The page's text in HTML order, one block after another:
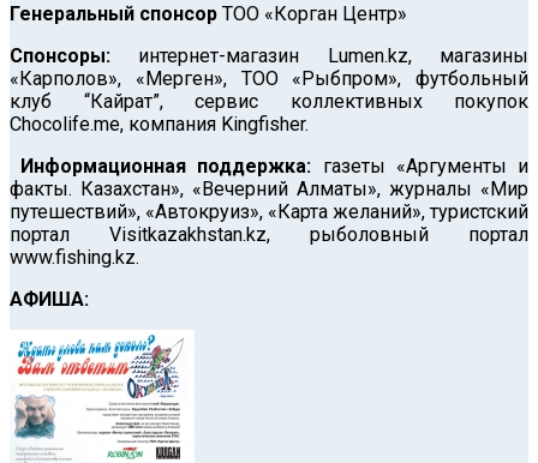
Генеральный спонсор ТОО «Корган Центр»
Спонсоры: интернет-магазин Lumen.kz, магазины
«Карполов», «Мерген», ТОО «Рыбпром», футбольный
клуб “Кайрат”, сервис коллективных покупок
Chocolife.me, компания Kingfisher.
Информационная поддержка: газеты «Аргументы и
факты. Казахстан», «Вечерний Алматы», журналы «Мир
путешествий», «Автокруиз», «Карта желаний», туристский
портал Visitkazakhstan.kz, рыболовный портал
www.fishing.kz.
АФИША: